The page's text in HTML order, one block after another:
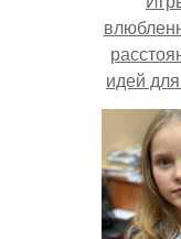
идей
на